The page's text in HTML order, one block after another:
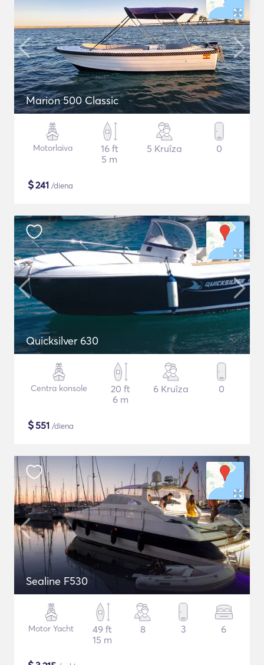
Marion 500 Classic
Motorlaiva
16 ft
5 m
5 Kruīza 0
$241 /diena
Quicksilver 630
Centra konsole
20 ft
6 m
6 Kruīza 0
$551 /diena
Sealine F530
Motor Yacht
49 ft
15 m
8 3 6